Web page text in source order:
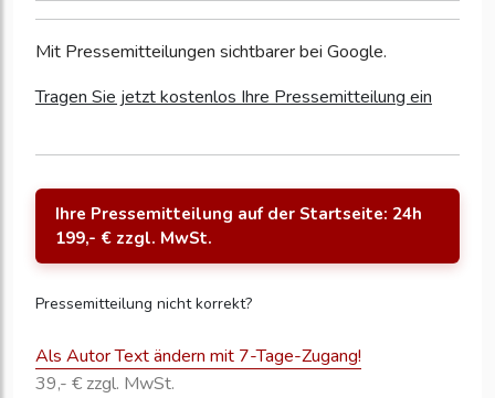
Mit Pressemitteilungen sichtbarer bei Google.
Tragen Sie jetzt kostenlos Ihre Pressemitteilung ein
Ihre Pressemitteilung auf der Startseite: 24h
199,- € zzgl. MwSt.
Pressemitteilung nicht korrekt?
Als Autor Text ändern mit 7-Tage-Zugang!
39,- € zzgl. MwSt.